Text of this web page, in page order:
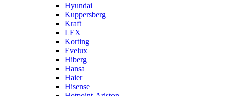
Hyundai
Kuppersberg
Kraft
LEX
Korting
Evelux
Hiberg
Hansa
Haier
Hisense